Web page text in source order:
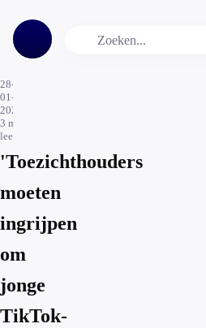
28-
01-
2021
3 min.
leestijd
'Toezichthouders
moeten
ingrijpen
om
jonge
TikTok-